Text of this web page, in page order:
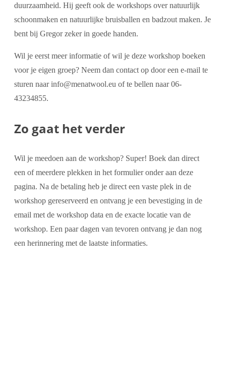
duurzaamheid. Hij geeft ook de workshops over natuurlijk
schoonmaken en natuurlijke bruisballen en badzout maken. Je
bent bij Gregor zeker in goede handen.
Wil je eerst meer informatie of wil je deze workshop boeken
voor je eigen groep? Neem dan contact op door een e-mail te
sturen naar info@menatwool.eu of te bellen naar 06-
43234855.
Zo gaat het verder
Wil je meedoen aan de workshop? Super! Boek dan direct
een of meerdere plekken in het formulier onder aan deze
pagina. Na de betaling heb je direct een vaste plek in de
workshop gereserveerd en ontvang je een bevestiging in de
email met de workshop data en de exacte locatie van de
workshop. Een paar dagen van tevoren ontvang je dan nog
een herinnering met de laatste informaties.